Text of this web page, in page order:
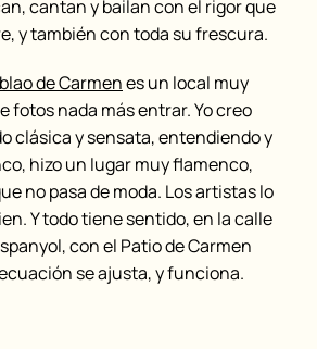
cantan y bailan con el rigor que
y también con toda su frescura.
de Carmenes un local muy
fotos nada más entrar. Yo creo
clásica y sensata, entendiendo y
hizo un lugar muy flamenco,
no pasa de moda. Los artistas lo
Y todo tiene sentido, en la calle
con el Patio de Carmen
se ajusta, y funciona.